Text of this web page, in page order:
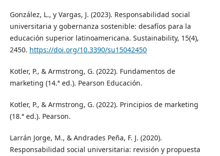
González, L., y Vargas, J. (2023). Responsabilidad social
universitaria y gobernanza sostenible: desafíos para la
educación superior latinoamericana. Sustainability, 15(4),
2450. https://doi.org/10.3390/su15042450
Kotler, P., & Armstrong, G. (2022). Fundamentos de
marketing (14.ª ed.). Pearson Educación.
Kotler, P., & Armstrong, G. (2022). Principios de marketing
(18.ª ed.). Pearson.
Larrán Jorge, M., & Andrades Peña, F. J. (2020).
Responsabilidad social universitaria: revisión y propuesta